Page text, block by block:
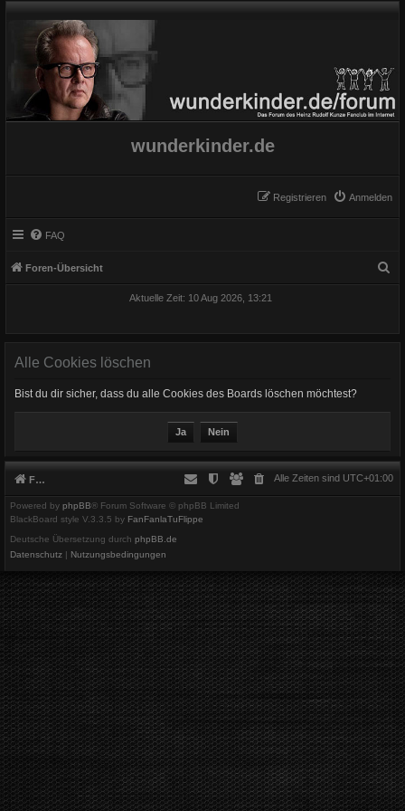
wunderkinder.de
Anmelden
Registrieren
FAQ
Foren-Übersicht
Aktuelle Zeit: 10 Aug 2026, 13:21
Alle Cookies löschen
Bist du dir sicher, dass du alle Cookies des Boards löschen möchtest?
Foren-Übersicht Alle Zeiten sind UTC+01:00
Powered by phpBB® Forum Software © phpBB Limited
BlackBoard style V.3.3.5 by FanFanlaTuFlippe
Deutsche Übersetzung durch phpBB.de
Datenschutz
Nutzungsbedingungen